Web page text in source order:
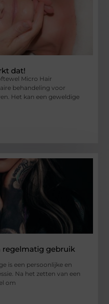
dat!
Micro Hair
behandeling voor
Het kan een geweldige
regelmatig gebruik
is een persoonlijke en
Na het zetten van een
om